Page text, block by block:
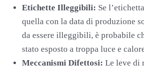
Etichette Illeggibili: Se
quella con la data di produzione
da essere illeggibili, è probabile
stato esposto a troppa luce e
Meccanismi Difettosi: Le leve di